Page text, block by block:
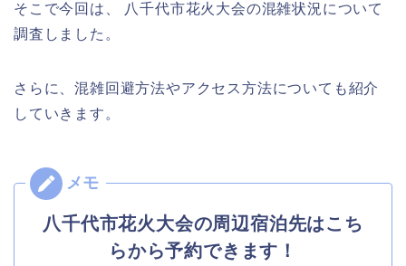
そこで今回は、 八千代市花火大会の混雑状況について
調査しました。
さらに、混雑回避方法やアクセス方法についても紹介
していきます。
八千代市花火大会の周辺宿泊先はこち
らから予約できます！